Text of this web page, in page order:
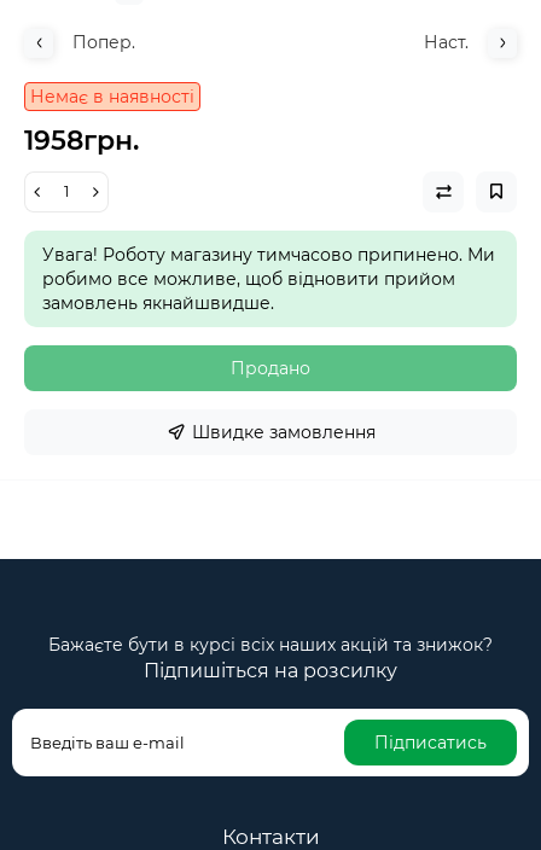
Попер. Наст.
Немає в наявності
1958грн.
Увага! Роботу магазину тимчасово припинено. Ми
робимо все можливе, щоб відновити прийом
замовлень якнайшвидше.
Продано
Швидке замовлення
Бажаєте бути в курсі всіх наших акцій та знижок?
Підпишіться на розсилку
Підписатись
Контакти